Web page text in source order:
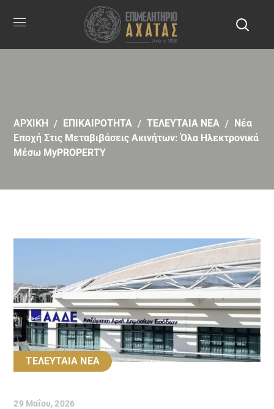
ΑΡΧΙΚΗ ΕΠΙΚΑΙΡΟΤΗΤΑ ΤΕΛΕΥΤΑΙΑ ΝΕΑ
Νέα
Εποχή Στις Μεταβιβάσεις Ακινήτων: Όλα Ηλεκτρονικά
Μέσω MyPROPERTY
ΤΕΛΕΥΤΑΙΑ ΝΕΑ
29 Μαΐου, 2026